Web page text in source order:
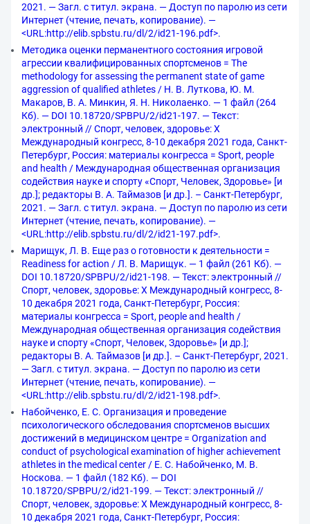
2021. — Загл. с титул. экрана. — Доступ по паролю из сети
Интернет (чтение, печать, копирование). —
<URL:http://elib.spbstu.ru/dl/2/id21-196.pdf>.
Методика оценки перманентного состояния игровой
агрессии квалифицированных спортсменов = The
methodology for assessing the permanent state of game
aggression of qualified athletes / Н. В. Луткова, Ю. М.
Макаров, В. А. Минкин, Я. Н. Николаенко. — 1 файл (264
Кб). — DOI 10.18720/SPBPU/2/id21-197. — Текст:
электронный // Спорт, человек, здоровье: X
Международный конгресс, 8-10 декабря 2021 года, Санкт-
Петербург, Россия: материалы конгресса = Sport, people
and health / Международная общественная организация
содействия науке и спорту «Спорт, Человек, Здоровье» [и
др.]; редакторы В. А. Таймазов [и др.]. – Санкт-Петербург,
2021. — Загл. с титул. экрана. — Доступ по паролю из сети
Интернет (чтение, печать, копирование). —
<URL:http://elib.spbstu.ru/dl/2/id21-197.pdf>.
Марищук, Л. В. Еще раз о готовности к деятельности =
Readiness for action / Л. В. Марищук. — 1 файл (261 Кб). —
DOI 10.18720/SPBPU/2/id21-198. — Текст: электронный //
Спорт, человек, здоровье: X Международный конгресс, 8-
10 декабря 2021 года, Санкт-Петербург, Россия:
материалы конгресса = Sport, people and health /
Международная общественная организация содействия
науке и спорту «Спорт, Человек, Здоровье» [и др.];
редакторы В. А. Таймазов [и др.]. – Санкт-Петербург, 2021.
— Загл. с титул. экрана. — Доступ по паролю из сети
Интернет (чтение, печать, копирование). —
<URL:http://elib.spbstu.ru/dl/2/id21-198.pdf>.
Набойченко, Е. С. Организация и проведение
психологического обследования спортсменов высших
достижений в медицинском центре = Organization and
conduct of psychological examination of higher achievement
athletes in the medical center / Е. С. Набойченко, М. В.
Носкова. — 1 файл (182 Кб). — DOI
10.18720/SPBPU/2/id21-199. — Текст: электронный //
Спорт, человек, здоровье: X Международный конгресс, 8-
10 декабря 2021 года, Санкт-Петербург, Россия: